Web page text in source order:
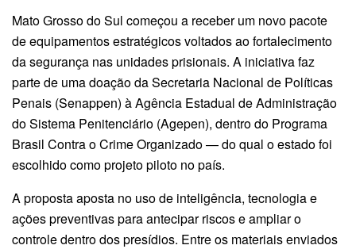
Mato Grosso do Sul começou a receber um novo pacote
de equipamentos estratégicos voltados ao fortalecimento
da segurança nas unidades prisionais. A iniciativa faz
parte de uma doação da Secretaria Nacional de Políticas
Penais (Senappen) à Agência Estadual de Administração
do Sistema Penitenciário (Agepen), dentro do Programa
Brasil Contra o Crime Organizado — do qual o estado foi
escolhido como projeto piloto no país.
A proposta aposta no uso de inteligência, tecnologia e
ações preventivas para antecipar riscos e ampliar o
controle dentro dos presídios. Entre os materiais enviados